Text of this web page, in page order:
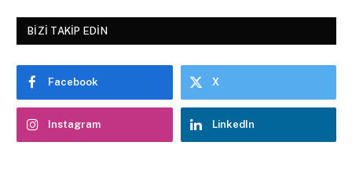
BIZI TAKIP EDIN
Facebook X
Instagram LinkedIn